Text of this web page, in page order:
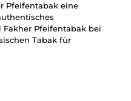
Pfeifentabak eine
Fakher Pfeifentabak bei
Tabak für